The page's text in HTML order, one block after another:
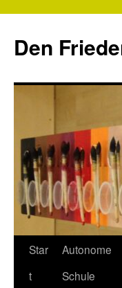
springen
Den
Star
t
Autonome
Schule